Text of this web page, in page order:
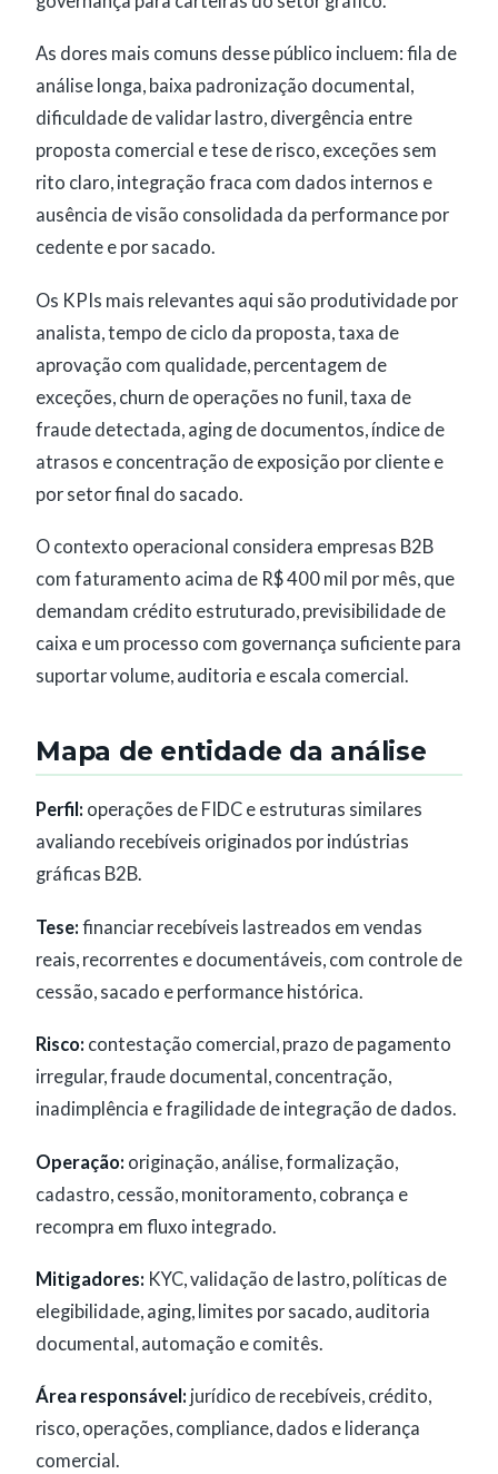
As dores mais comuns desse público incluem: fila de
análise longa, baixa padronização documental,
dificuldade de validar lastro, divergência entre
proposta comercial e tese de risco, exceções sem
rito claro, integração fraca com dados internos e
ausência de visão consolidada da performance por
cedente e por sacado.
Os KPIs mais relevantes aqui são produtividade por
analista, tempo de ciclo da proposta, taxa de
aprovação com qualidade, percentagem de
exceções, churn de operações no funil, taxa de
fraude detectada, aging de documentos, índice de
atrasos e concentração de exposição por cliente e
por setor final do sacado.
O contexto operacional considera empresas B2B
com faturamento acima de R$ 400 mil por mês, que
demandam crédito estruturado, previsibilidade de
caixa e um processo com governança suficiente para
suportar volume, auditoria e escala comercial.
Mapa de entidade da análise
Perfil: operações de FIDC e estruturas similares
avaliando recebíveis originados por indústrias
gráficas B2B.
Tese: financiar recebíveis lastreados em vendas
reais, recorrentes e documentáveis, com controle de
cessão, sacado e performance histórica.
Risco: contestação comercial, prazo de pagamento
irregular, fraude documental, concentração,
inadimplência e fragilidade de integração de dados.
Operação: originação, análise, formalização,
cadastro, cessão, monitoramento, cobrança e
recompra em fluxo integrado.
Mitigadores: KYC, validação de lastro, políticas de
elegibilidade, aging, limites por sacado, auditoria
documental, automação e comitês.
Área responsável: jurídico de recebíveis, crédito,
risco, operações, compliance, dados e liderança
comercial.